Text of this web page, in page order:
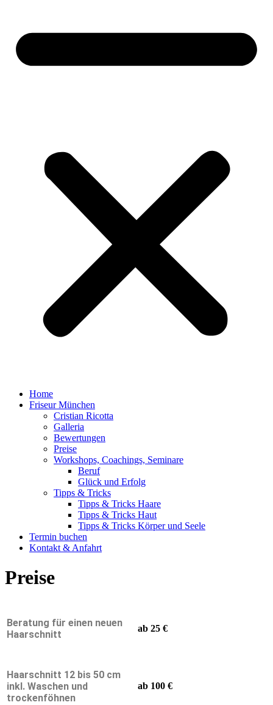
Home
Friseur München
Cristian Ricotta
Galleria
Bewertungen
Preise
Workshops, Coachings, Seminare
Beruf
Glück und Erfolg
Tipps & Tricks
Tipps & Tricks Haare
Tipps & Tricks Haut
Tipps & Tricks Körper und Seele
Termin buchen
Kontakt & Anfahrt
Preise
Beratung für einen neuen
Haarschnitt
ab 25 €
Haarschnitt 12 bis 50 cm
inkl. Waschen und
trockenföhnen
ab 100 €